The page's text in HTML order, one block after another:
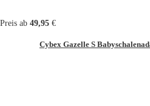
Preis ab 49,95 €
Cybex Gazelle S